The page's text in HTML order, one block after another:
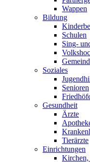
Wappen
Bildung
Schulen
Sing-
Soziales
Senioren
Gesundheit
Ärzte
Tierärzte
Einrichtungen
Kirchen,